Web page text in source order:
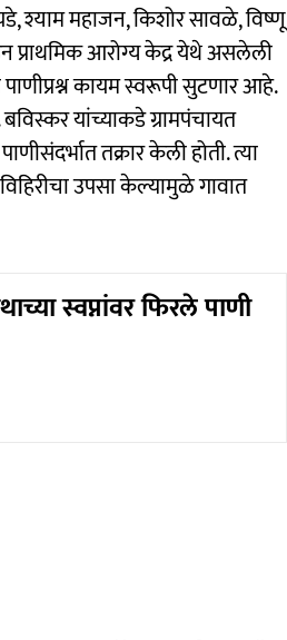
श्याम महाजन, किशोर सावळे, विष्णू
प्राथमिक आरोग्य केद्र येथे असलेली
कायम स्वरूपी सुटणार आहे.
यांच्याकडे ग्रामपंचायत
तक्रार केली होती. त्या
उपसा केल्यामुळे गावात
स्वप्नांवर फिरले पाणी